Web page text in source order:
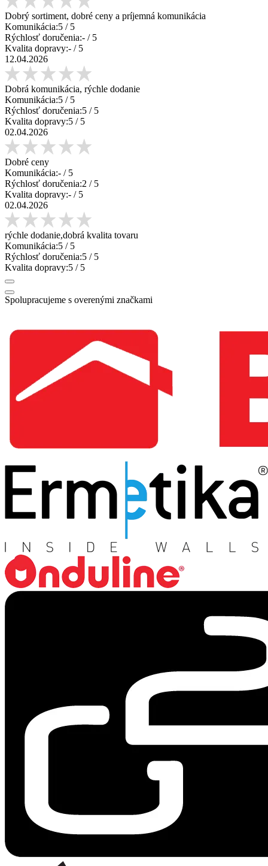
Dobrý sortiment, dobré ceny a príjemná komunikácia
Komunikácia:5 / 5
Rýchlosť doručenia:- / 5
Kvalita dopravy:- / 5
12.04.2026
Dobrá komunikácia, rýchle dodanie
Komunikácia:5 / 5
Rýchlosť doručenia:5 / 5
Kvalita dopravy:5 / 5
02.04.2026
Dobré ceny
Komunikácia:- / 5
Rýchlosť doručenia:2 / 5
Kvalita dopravy:- / 5
02.04.2026
rýchle dodanie,dobrá kvalita tovaru
Komunikácia:5 / 5
Rýchlosť doručenia:5 / 5
Kvalita dopravy:5 / 5
Spolupracujeme s overenými značkami